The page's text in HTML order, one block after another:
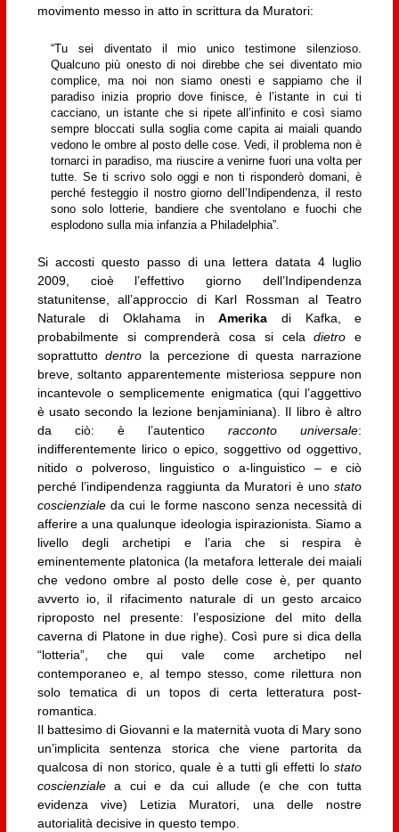
movimento messo in atto in scrittura da Muratori:
“Tu sei diventato il mio unico testimone silenzioso.
Qualcuno più onesto di noi direbbe che sei diventato mio
complice, ma noi non siamo onesti e sappiamo che il
paradiso inizia proprio dove finisce, è l’istante in cui ti
cacciano, un istante che si ripete all’infinito e così siamo
sempre bloccati sulla soglia come capita ai maiali quando
vedono le ombre al posto delle cose. Vedi, il problema non è
tornarci in paradiso, ma riuscire a venirne fuori una volta per
tutte. Se ti scrivo solo oggi e non ti risponderò domani, è
perché festeggio il nostro giorno dell’Indipendenza, il resto
sono solo lotterie, bandiere che sventolano e fuochi che
esplodono sulla mia infanzia a Philadelphia”.
Si accosti questo passo di una lettera datata 4 luglio
2009, cioè l’effettivo giorno dell’Indipendenza
statunitense, all’approccio di Karl Rossman al Teatro
Naturale di Oklahama inAmerika di Kafka, e
probabilmente si comprenderà cosa si celadietroe
soprattuttodentro la percezione di questa narrazione
breve, soltanto apparentemente misteriosa seppure non
incantevole o semplicemente enigmatica (qui l’aggettivo
è usato secondo la lezione benjaminiana). Il libro è altro
da ciò: è l’autenticoracconto universale:
indifferentemente lirico o epico, soggettivo od oggettivo,
nitido o polveroso, linguistico o a-linguistico – e ciò
perché l’indipendenza raggiunta da Muratori è unostato
coscienzialeda cui le forme nascono senza necessità di
afferire a una qualunque ideologia ispirazionista. Siamo a
livello degli archetipi e l’aria che si respira è
eminentemente platonica (la metafora letterale dei maiali
che vedono ombre al posto delle cose è, per quanto
avverto io, il rifacimento naturale di un gesto arcaico
riproposto nel presente: l’esposizione del mito della
caverna di Platone in due righe). Così pure si dica della
“lotteria”, che qui vale come archetipo nel
contemporaneo e, al tempo stesso, come rilettura non
solo tematica di un topos di certa letteratura post-
romantica.
Il battesimo di Giovanni e la maternità vuota di Mary sono
un’implicita sentenza storica che viene partorita da
qualcosa di non storico, quale è a tutti gli effetti lostato
coscienzialea cui e da cui allude (e che con tutta
evidenza vive) Letizia Muratori, una delle nostre
autorialità decisive in questo tempo.